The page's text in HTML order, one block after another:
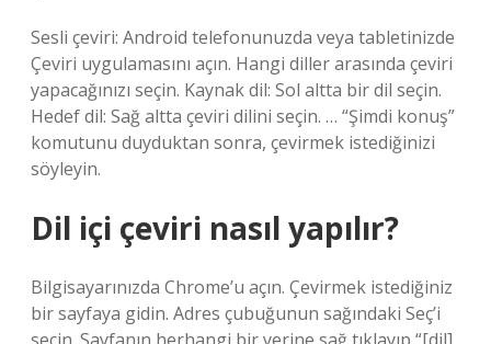
Sesli çeviri: Android telefonunuzda veya tabletinizde
Çeviri uygulamasını açın. Hangi diller arasında çeviri
yapacağınızı seçin. Kaynak dil: Sol altta bir dil seçin.
Hedef dil: Sağ altta çeviri dilini seçin. … “Şimdi konuş”
komutunu duyduktan sonra, çevirmek istediğinizi
söyleyin.
Dil içi çeviri nasıl yapılır?
Bilgisayarınızda Chrome’u açın. Çevirmek istediğiniz
bir sayfaya gidin. Adres çubuğunun sağındaki Seç’i